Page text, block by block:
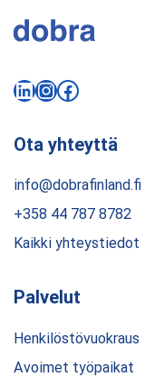
Ota yhteyttä
info@dobrafinland.fi
+358 44 787 8782
Kaikki yhteystiedot
LinkedIn
Instagram
Facebook
Palvelut
Henkilöstövuokraus
Avoimet työpaikat